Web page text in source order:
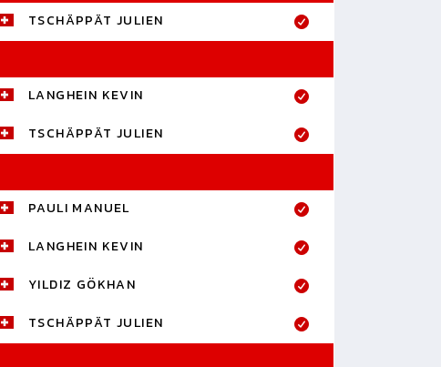
TSCHÄPPÄT JULIEN
LANGHEIN KEVIN
TSCHÄPPÄT JULIEN
PAULI MANUEL
LANGHEIN KEVIN
YILDIZ GÖKHAN
TSCHÄPPÄT JULIEN